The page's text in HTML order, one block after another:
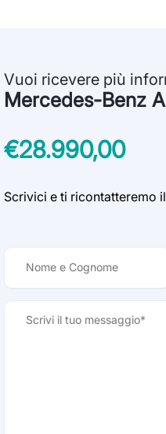
Vuoi ricevere più
Mercedes-Benz
€28.990,00
Scrivici e ti ricontatteremo